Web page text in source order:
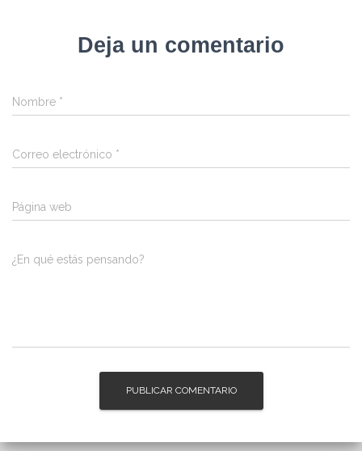
Deja un comentario
Nombre *
Correo electrónico *
Página web
¿En qué estás pensando?